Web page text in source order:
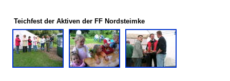
Teichfest der Aktiven der FF Nordsteimke